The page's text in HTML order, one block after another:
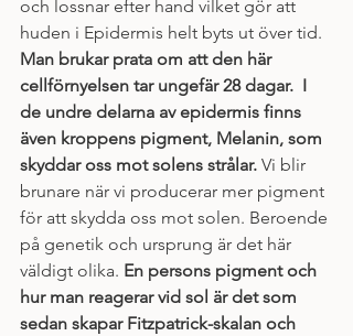
och lossnar efter hand vilket gör att
huden i Epidermis helt byts ut över tid.
Man brukar prata om att den här
cellförnyelsen tar ungefär 28 dagar.  I
de undre delarna av epidermis finns
även kroppens pigment, Melanin, som
skyddar oss mot solens strålar. Vi blir
brunare när vi producerar mer pigment
för att skydda oss mot solen. Beroende
på genetik och ursprung är det här
väldigt olika. En persons pigment och
hur man reagerar vid sol är det som
sedan skapar Fitzpatrick-skalan och